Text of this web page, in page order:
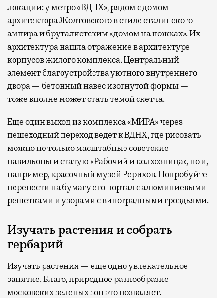
локации: у метро «ВДНХ», рядом с домом
архитектора Жолтовского в стиле сталинского
ампира и бруталистским «домом на ножках». Их
архитектура нашла отражение в архитектуре
корпусов жилого комплекса. Центральный
элемент благоустройства уютного внутреннего
двора — бетонный навес изогнутой формы —
тоже вполне может стать темой скетча.
Еще один выход из комплекса «МИРА» через
пешеходный переход ведет к ВДНХ, где рисовать
можно не только масштабные советские
павильоны и статую «Рабочий и колхозница», но и,
например, красочный музей Рерихов. Попробуйте
перенести на бумагу его портал с алюминиевыми
решетками и узорами с виноградными гроздьями.
Изучать растения и собрать
гербарий
Изучать растения — еще одно увлекательное
занятие. Благо, природное разнообразие
московских зеленых зон это позволяет.